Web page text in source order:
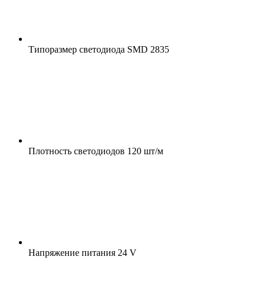
Типоразмер светодиода SMD 2835
Плотность светодиодов 120 шт/м
Напряжение питания 24 V